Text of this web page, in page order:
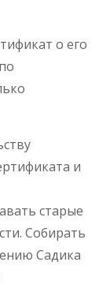
о его
и
старые
Собирать
Садика